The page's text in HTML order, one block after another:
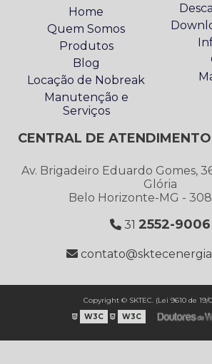
Home
Quem Somos
Produtos
Blog
Locação de Nobreak
Manutenção e
Serviços
CENTRAL DE ATENDIMENTO
Av. Brigadeiro Eduardo Gomes,
Glória
Belo Horizonte-MG -
31 2552-9006
Copyright © SKTEC. (Lei 9610 de 19/
W3C
W3C